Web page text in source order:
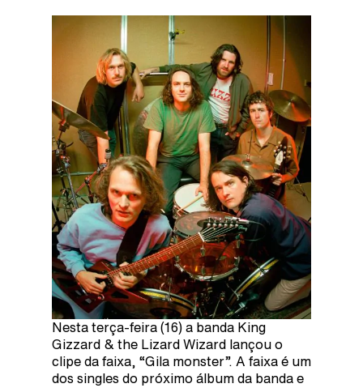
Nesta terça-feira (16) a banda King
Gizzard & the Lizard Wizard lançou o
clipe da faixa, “Gila monster”. A faixa é um
dos singles do próximo álbum da banda e